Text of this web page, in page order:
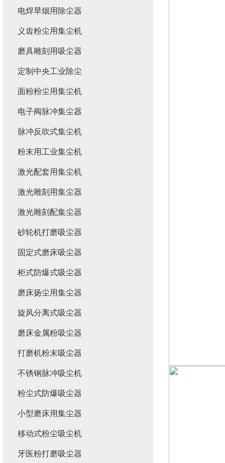
电焊旱烟用除尘器
义齿粉尘用集尘机
磨具雕刻用吸尘器
定制中央工业除尘
面粉粉尘用集尘机
电子阀脉冲集尘器
脉冲反吹式集尘机
粉末用工业集尘机
激光配套用集尘机
激光雕刻用集尘器
激光雕刻配集尘器
砂轮机打磨吸尘器
固定式磨床吸尘器
柜式防爆式吸尘器
磨床扬尘用集尘器
旋风分离式吸尘器
磨床金属粉吸尘器
打磨机粉末吸尘器
不锈钢脉冲吸尘机
粉尘式防爆吸尘器
小型磨床用集尘器
移动式粉尘吸尘机
牙医粉打磨吸尘器